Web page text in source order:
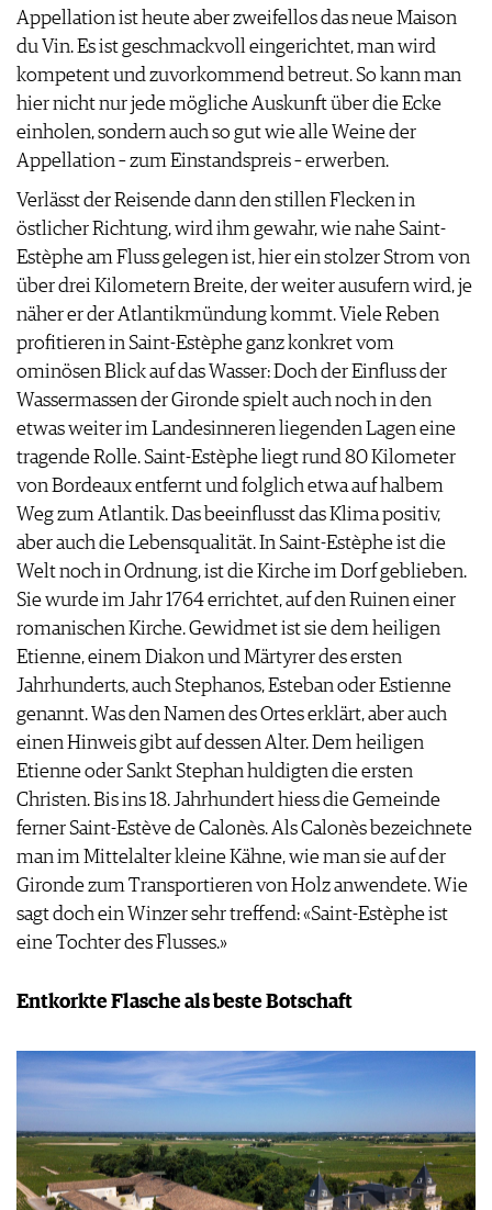
Appellation ist heute aber zweifellos das neue Maison
du Vin. Es ist geschmackvoll eingerichtet, man wird
kompetent und zuvorkommend betreut. So kann man
hier nicht nur jede mögliche Auskunft über die Ecke
einholen, sondern auch so gut wie alle Weine der
Appellation – zum Einstandspreis – erwerben.
Verlässt der Reisende dann den stillen Flecken in
östlicher Richtung, wird ihm gewahr, wie nahe Saint-
Estèphe am Fluss gelegen ist, hier ein stolzer Strom von
über drei Kilometern Breite, der weiter ausufern wird, je
näher er der Atlantikmündung kommt. Viele Reben
profitieren in Saint-Estèphe ganz konkret vom
ominösen Blick auf das Wasser: Doch der Einfluss der
Wassermassen der Gironde spielt auch noch in den
etwas weiter im Landesinneren liegenden Lagen eine
tragende Rolle. Saint-Estèphe liegt rund 80 Kilometer
von Bordeaux entfernt und folglich etwa auf halbem
Weg zum Atlantik. Das beeinflusst das Klima positiv,
aber auch die Lebensqualität. In Saint-Estèphe ist die
Welt noch in Ordnung, ist die Kirche im Dorf geblieben.
Sie wurde im Jahr 1764 errichtet, auf den Ruinen einer
romanischen Kirche. Gewidmet ist sie dem heiligen
Etienne, einem Diakon und Märtyrer des ersten
Jahrhunderts, auch Stephanos, Esteban oder Estienne
genannt. Was den Namen des Ortes erklärt, aber auch
einen Hinweis gibt auf dessen Alter. Dem heiligen
Etienne oder Sankt Stephan huldigten die ersten
Christen. Bis ins 18. Jahrhundert hiess die Gemeinde
ferner Saint-Estève de Calonès. Als Calonès bezeichnete
man im Mittelalter kleine Kähne, wie man sie auf der
Gironde zum Transportieren von Holz anwendete. Wie
sagt doch ein Winzer sehr treffend: «Saint-Estèphe ist
eine Tochter des Flusses.»
Entkorkte Flasche als beste Botschaft